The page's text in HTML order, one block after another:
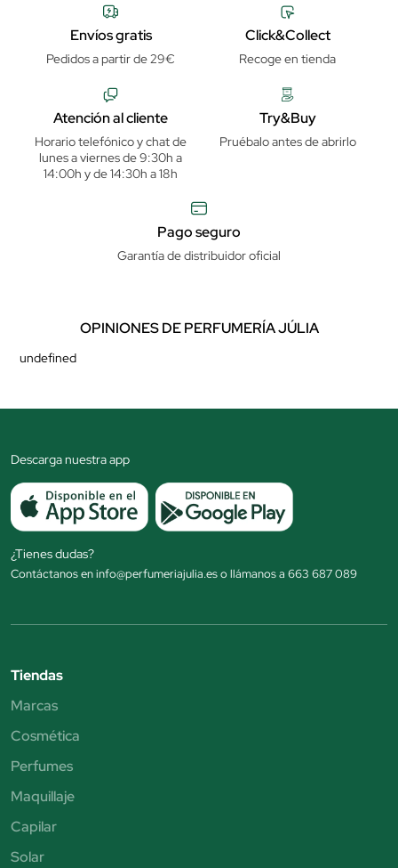
Envíos gratis
Pedidos a partir de 29€
Click&Collect
Recoge en tienda
Atención al cliente
Horario telefónico y chat de
lunes a viernes de 9:30h a
14:00h y de 14:30h a 18h
Try&Buy
Pruébalo antes de abrirlo
Pago seguro
Garantía de distribuidor oficial
OPINIONES DE PERFUMERÍA JÚLIA
undefined
Descarga nuestra app
¿Tienes dudas?
Contáctanos en info@perfumeriajulia.es o llámanos a 663 687 089
Tiendas
Marcas
Cosmética
Perfumes
Maquillaje
Capilar
Solar